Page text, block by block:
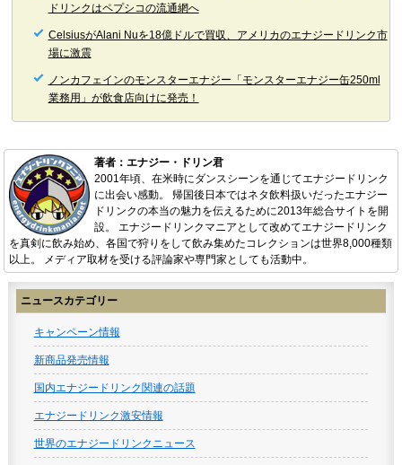
ドリンクはペプシコの流通網へ
CelsiusがAlani Nuを18億ドルで買収、アメリカのエナジードリンク市
場に激震
ノンカフェインのモンスターエナジー「モンスターエナジー缶250ml
業務用」が飲食店向けに発売！
著者：エナジー・ドリン君
2001年頃、在米時にダンスシーンを通じてエナジードリンク
に出会い感動。 帰国後日本ではネタ飲料扱いだったエナジー
ドリンクの本当の魅力を伝えるために2013年総合サイトを開
設。 エナジードリンクマニアとして改めてエナジードリンク
を真剣に飲み始め、各国で狩りをして飲み集めたコレクションは世界8,000種類
以上。 メディア取材を受ける評論家や専門家としても活動中。
ニュースカテゴリー
キャンペーン情報
新商品発売情報
国内エナジードリンク関連の話題
エナジードリンク激安情報
世界のエナジードリンクニュース